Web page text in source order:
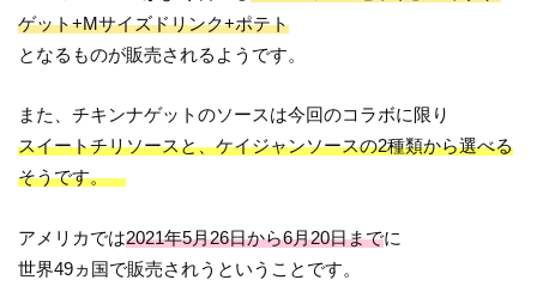
ゲット+Mサイズドリンク+ポテト
となるものが販売されるようです。
また、チキンナゲットのソースは今回のコラボに限り
スイートチリソースと、ケイジャンソースの2種類から選べる
そうです。
アメリカでは2021年5月26日から6月20日までに
世界49ヵ国で販売されうということです。